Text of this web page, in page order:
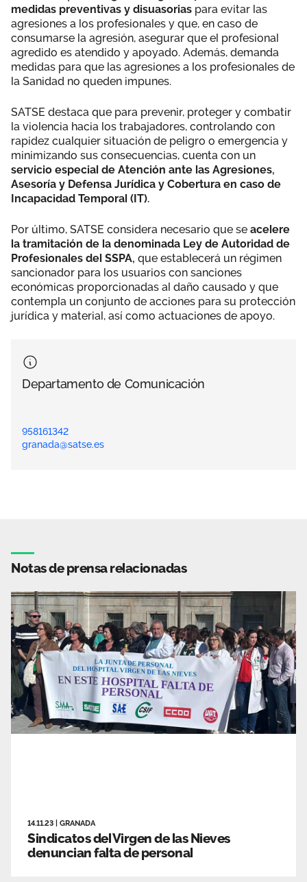
medidas preventivas y disuasorias para evitar las
agresiones a los profesionales y que, en caso de
consumarse la agresión, asegurar que el profesional
agredido es atendido y apoyado. Además, demanda
medidas para que las agresiones a los profesionales de
la Sanidad no queden impunes.
SATSE destaca que para prevenir, proteger y combatir
la violencia hacia los trabajadores, controlando con
rapidez cualquier situación de peligro o emergencia y
minimizando sus consecuencias, cuenta con un
servicio especial de Atención ante las Agresiones,
Asesoría y Defensa Jurídica y Cobertura en caso de
Incapacidad Temporal (IT).
Por último, SATSE considera necesario que se acelere
la tramitación de la denominada Ley de Autoridad de
Profesionales del SSPA, que establecerá un régimen
sancionador para los usuarios con sanciones
económicas proporcionadas al daño causado y que
contempla un conjunto de acciones para su protección
jurídica y material, así como actuaciones de apoyo.
Departamento de Comunicación
958161342
granada@satse.es
Notas de prensa relacionadas
14.11.23 GRANADA
Sindicatos del Virgen de las Nieves
denuncian falta de personal